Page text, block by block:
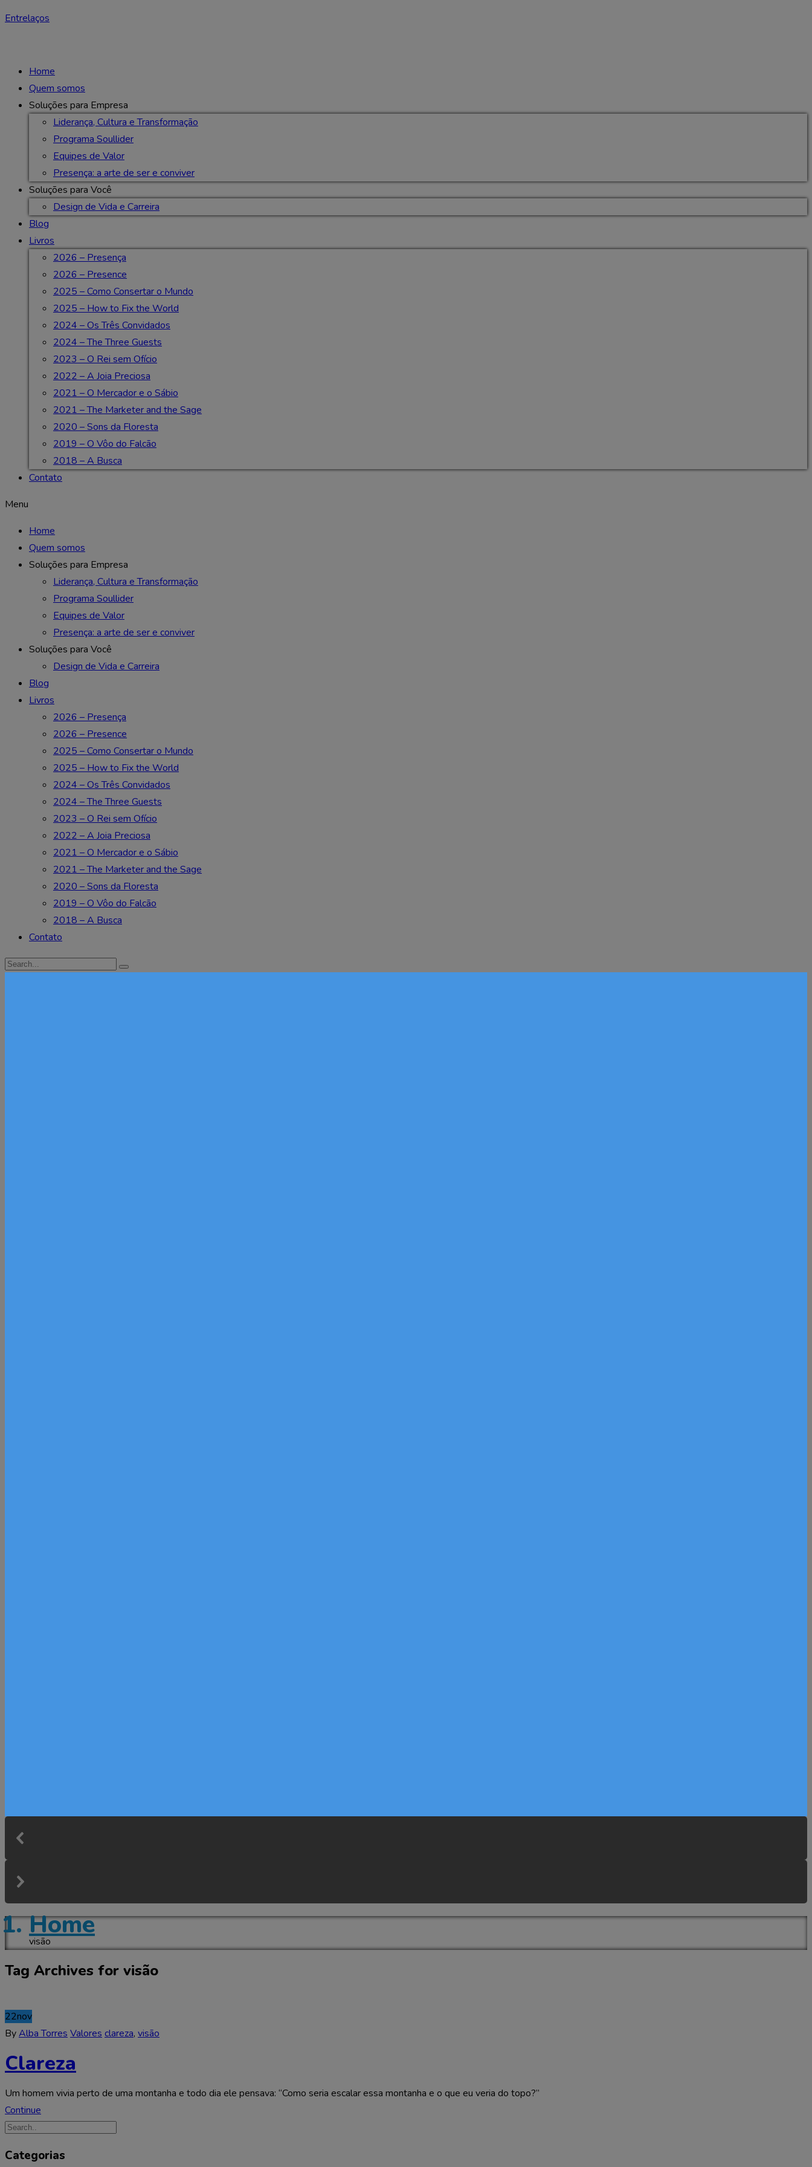
Entrelaços
Home
Quem somos
Soluções para Empresa
Liderança, Cultura e Transformação
Programa Soullider
Equipes de Valor
Presença: a arte de ser e conviver
Soluções para Você
Design de Vida e Carreira
Blog
Livros
2026 – Presença
2026 – Presence
2025 – Como Consertar o Mundo
2025 – How to Fix the World
2024 – Os Três Convidados
2024 – The Three Guests
2023 – O Rei sem Ofício
2022 – A Joia Preciosa
2021 – O Mercador e o Sábio
2021 – The Marketer and the Sage
2020 – Sons da Floresta
2019 – O Vôo do Falcão
2018 – A Busca
Contato
Menu
Home
Quem somos
Soluções para Empresa
Liderança, Cultura e Transformação
Programa Soullider
Equipes de Valor
Presença: a arte de ser e conviver
Soluções para Você
Design de Vida e Carreira
Blog
Livros
2026 – Presença
2026 – Presence
2025 – Como Consertar o Mundo
2025 – How to Fix the World
2024 – Os Três Convidados
2024 – The Three Guests
2023 – O Rei sem Ofício
2022 – A Joia Preciosa
2021 – O Mercador e o Sábio
2021 – The Marketer and the Sage
2020 – Sons da Floresta
2019 – O Vôo do Falcão
2018 – A Busca
Contato
Home
visão
Tag Archives for visão
22nov
ByAlba Torres Valores clareza, visão
Clareza
Um homem vivia perto de uma montanha e todo dia ele pensava: “Como seria escalar essa montanha e o que eu veria do topo?”
Continue
Categorias